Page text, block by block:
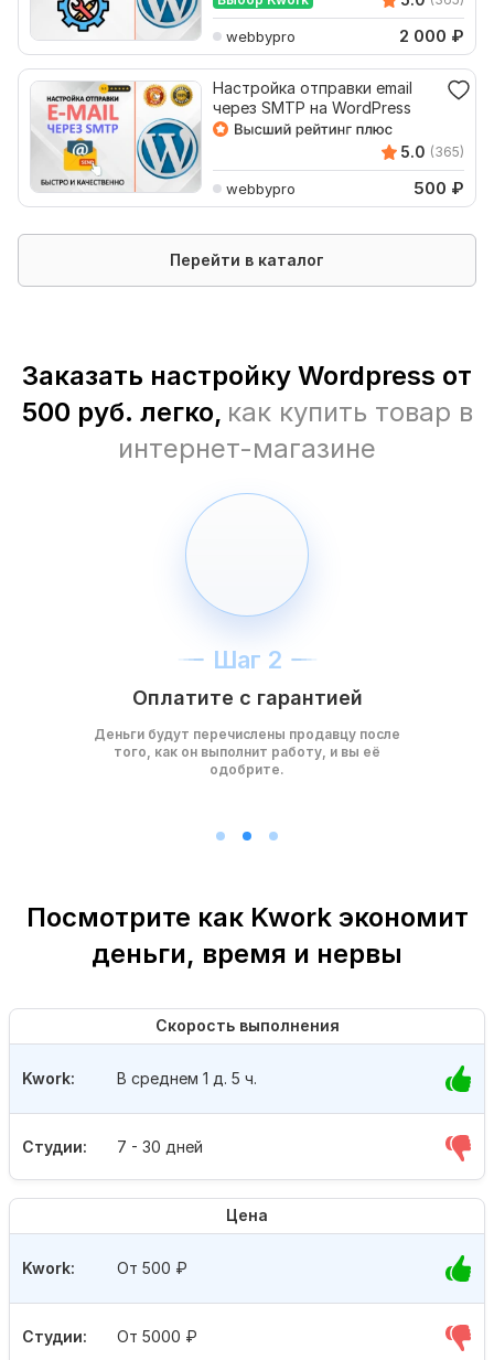
webbypro 2 000 ₽
Настройка отправки email
через SMTP на WordPress
5.0 (365)
webbypro 500 ₽
Перейти в каталог
Заказать настройку Wordpress от
500 руб. легко, как купить товар в
интернет-магазине
Шаг 2
Оплатите с гарантией
Деньги будут перечислены продавцу после
того, как он выполнит работу, и вы её
одобрите.
Посмотрите как Kwork экономит
деньги, время и нервы
Скорость выполнения
Студии: 7 - 30 дней
Kwork: В среднем 1 д. 5 ч.
Цена
Студии: От 5000 ₽
Kwork: От 500 ₽